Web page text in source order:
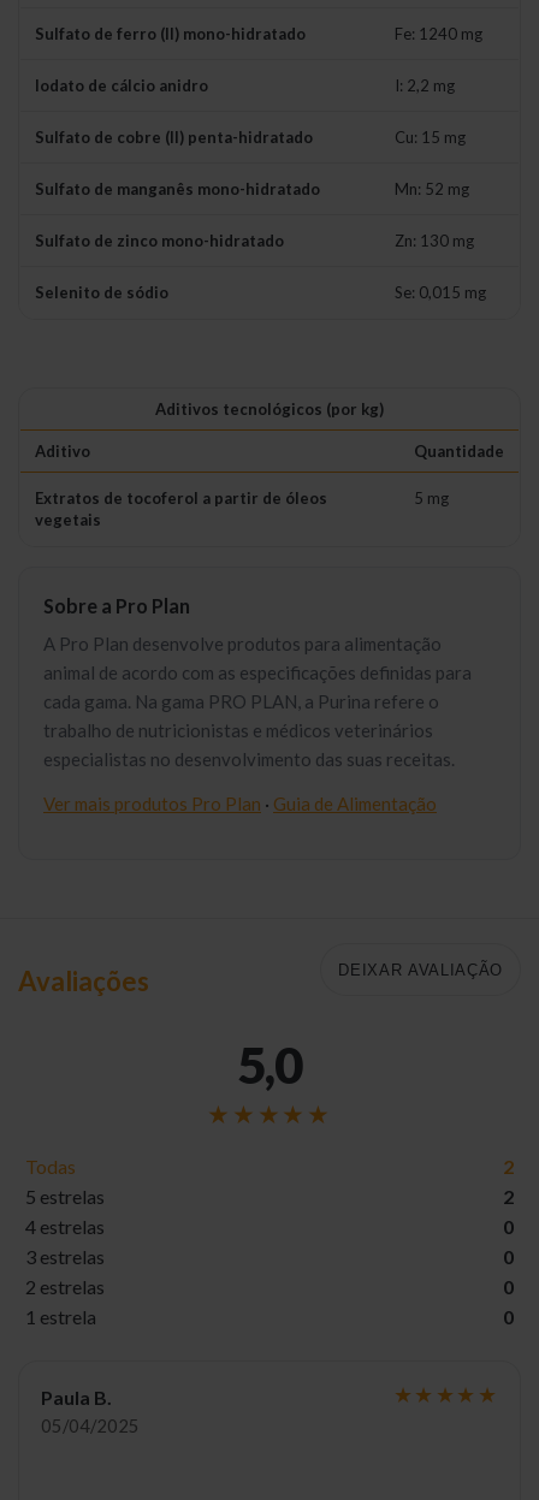
Sulfato de ferro (II) mono-hidratado Fe: 1240 mg
Iodato de cálcio anidro I: 2,2 mg
Sulfato de cobre (II) penta-hidratado Cu: 15 mg
Sulfato de manganês mono-hidratado Mn: 52 mg
Sulfato de zinco mono-hidratado Zn: 130 mg
Selenito de sódio Se: 0,015 mg
Aditivos tecnológicos (por kg)
Aditivo Quantidade
Extratos de tocoferol a partir de óleos
vegetais
5 mg
Sobre a Pro Plan
A Pro Plan desenvolve produtos para alimentação
animal de acordo com as especificações definidas para
cada gama. Na gama PRO PLAN, a Purina refere o
trabalho de nutricionistas e médicos veterinários
especialistas no desenvolvimento das suas receitas.
Ver mais produtos Pro Plan · Guia de Alimentação
Avaliações DEIXAR AVALIAÇÃO
5,0
Todas
2
5 estrelas
2
4 estrelas
0
3 estrelas
0
2 estrelas
0
1 estrela
0
Paula B.
05/04/2025